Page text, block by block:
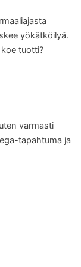
yökätköilyä.
tuotti?
varmasti
tapahtuma ja